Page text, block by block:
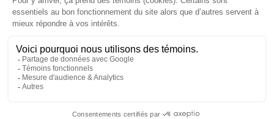
CONDITIONS
Politique de confidentialité